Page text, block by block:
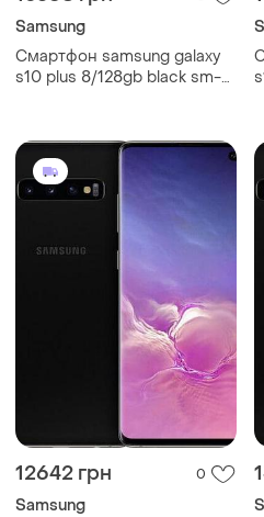
Samsung
Смартфон samsung galaxy
s10 plus 8/128gb black sm-
12642 грн 0
Samsung